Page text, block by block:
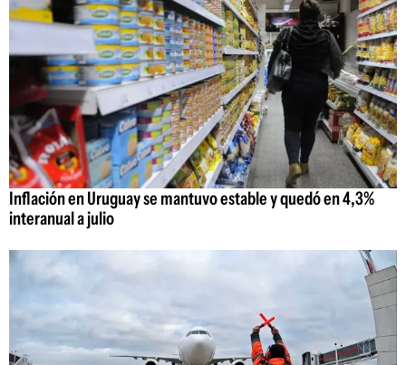
Inflación en Uruguay se mantuvo estable y quedó en 4,3%
interanual a julio